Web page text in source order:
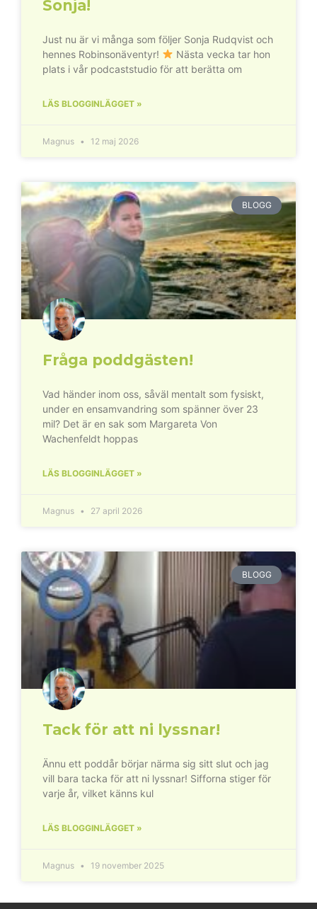
Sonja!
Just nu är vi många som följer Sonja Rudqvist och
hennes Robinsonäventyr!
Nästa vecka tar hon
plats i vår podcaststudio för att berätta om
LÄS BLOGGINLÄGGET »
Magnus 12 maj 2026
BLOGG
Fråga poddgästen!
Vad händer inom oss, såväl mentalt som fysiskt,
under en ensamvandring som spänner över 23
mil? Det är en sak som Margareta Von
Wachenfeldt hoppas
LÄS BLOGGINLÄGGET »
Magnus 27 april 2026
BLOGG
Tack för att ni lyssnar!
Ännu ett poddår börjar närma sig sitt slut och jag
vill bara tacka för att ni lyssnar! Sifforna stiger för
varje år, vilket känns kul
LÄS BLOGGINLÄGGET »
Magnus 19 november 2025